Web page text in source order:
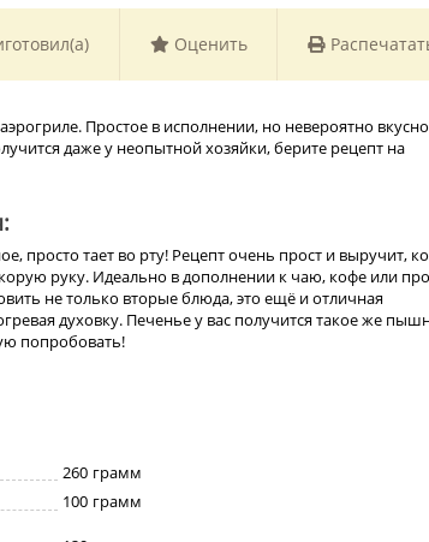
Оценить
Простое в исполнении, но невероятно
даже у неопытной хозяйки, берите рецепт на
просто тает во рту! Рецепт очень прост и выручит,
руку. Идеально в дополнении к чаю, кофе или
не только вторые блюда, это ещё и отличная
духовку. Печенье у вас получится такое же
попробовать!
260 грамм
100 грамм